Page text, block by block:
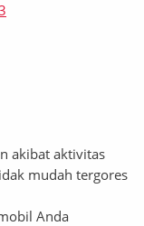
akibat aktivitas
mudah tergores
Anda